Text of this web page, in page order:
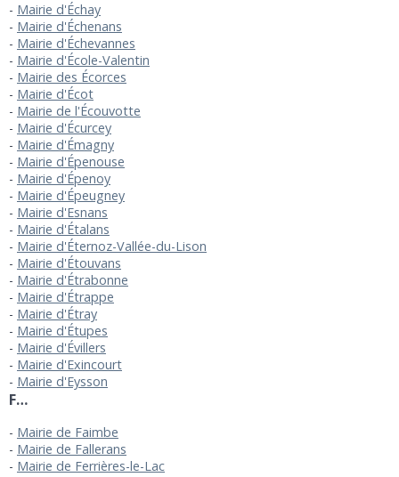
Mairie d'Échay
Mairie d'Échenans
Mairie d'Échevannes
Mairie d'École-Valentin
Mairie des Écorces
Mairie d'Écot
Mairie de l'Écouvotte
Mairie d'Écurcey
Mairie d'Émagny
Mairie d'Épenouse
Mairie d'Épenoy
Mairie d'Épeugney
Mairie d'Esnans
Mairie d'Étalans
Mairie d'Éternoz-Vallée-du-Lison
Mairie d'Étouvans
Mairie d'Étrabonne
Mairie d'Étrappe
Mairie d'Étray
Mairie d'Étupes
Mairie d'Évillers
Mairie d'Exincourt
Mairie d'Eysson
F…
Mairie de Faimbe
Mairie de Fallerans
Mairie de Ferrières-le-Lac